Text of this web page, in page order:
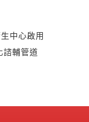
中心啟用
諮輔管道